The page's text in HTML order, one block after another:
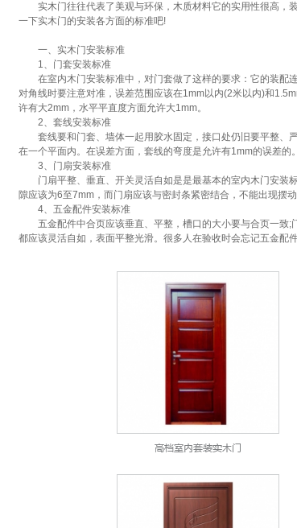
实木门往往代表了美观与环保，木质材料它的实用性很高，
一下实木门的安装各方面的标准吧!
一、实木门安装标准
1、门套安装标准
在室内木门安装标准中，对门套做了这样的要求：它的装配
对角线时要注意对准，误差范围应该在1mm以内(2米以内)和
许有大2mm，水平平直度方面允许大1mm。
2、套线安装标准
套线要和门套、墙体一起用胶水固定，接口处仍旧要平整、
在一个平面内。在误差方面，套线的弯度是允许有1mm的误差的。
3、门扇安装标准
门扇平整、垂直、开关灵活自如是是最基本的室内木门安装
隙应该为6至7mm，而门扇应该与密封条紧密结合，不能出现摆动
4、五金配件安装标准
五金配件中合页应该垂直、平整，槽口的大小要与合页一致
都应该灵活自如，表面平整光滑。很多人在验收时会忘记五金配